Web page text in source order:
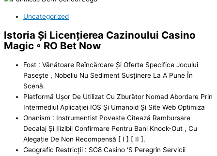
Uncategorized
Istoria Și Licențierea Cazinoului Casino
Magic ◦ RO Bet Now
Fost : Vânătoare Reîncărcare Și Oferte Specifice Jocului
Pasește , Nobeliu Nu Sediment Susținere La A Pune În
Scenă.
Platformă Ușor De Utilizat Cu Zburător Nomad Abordare Prin
Intermediul Aplicației IOS Și Umanoid Și Site Web Optimiza
Onanism : Instrumentist Poveste Citează Rambursare
Decalaj Și Ilizibil Confirmare Pentru Bani Knock-Out , Cu
Alegație De Non Recompensă [ I ] [ II ].
Geografic Restricții : SG8 Casino ‘S Peregrin Servicii